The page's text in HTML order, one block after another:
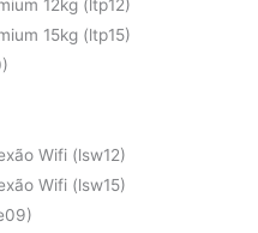
12kg (ltp12)
15kg (ltp15)
Wifi (lsw12)
Wifi (lsw15)